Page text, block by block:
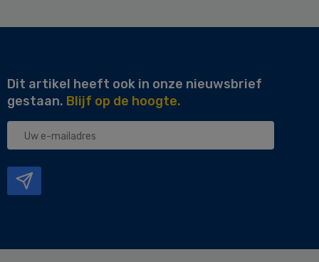
Dit artikel heeft ook in onze nieuwsbrief
gestaan. Blijf op de hoogte.
Uw